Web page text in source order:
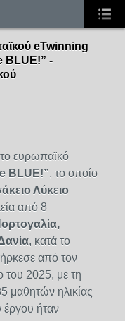
eTwinning
BLUE!” -
ευρωπαϊκό
BLUE!”, το οποίο
Λύκειο
από 8
, κατά το
από τον
του 2025, με τη
μαθητών ηλικίας
ήταν